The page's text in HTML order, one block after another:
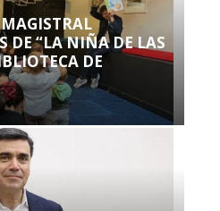
DE “LA NIÑA DE LAS
DE